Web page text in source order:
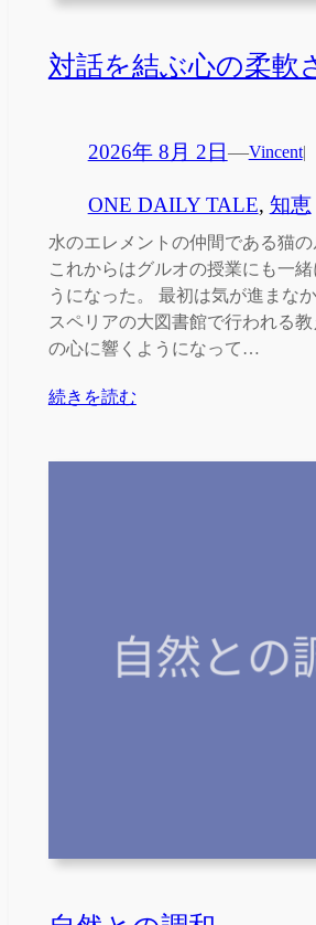
対話を結ぶ心の柔軟
2026年 8月 2日—Vincent|
ONE DAILY TALE, 知恵
水のエレメントの仲間である猫の
これからはグルオの授業にも一
うになった。 最初は気が進まな
スペリアの大図書館で行われる
の心に響くようになって…
続きを読む